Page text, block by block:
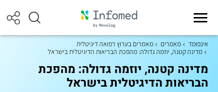
אינפומד מאמרים
מאמרים בערוץ רפואה דיגיטלית
מדינה קטנה, יוזמה גדולה: מהפכת הבריאות הדיגיטלית בישראל
מדינה קטנה, יוזמה גדולה: מהפכת
הבריאות הדיגיטלית בישראל